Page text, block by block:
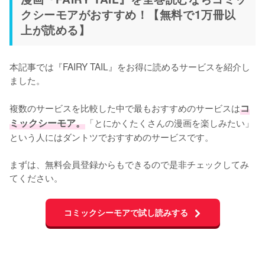
クシーモアがおすすめ！【無料で1万冊以
上が読める】
本記事では『FAIRY TAIL』をお得に読めるサービスを紹介し
ました。
複数のサービスを比較した中で最もおすすめのサービスはコ
ミックシーモア。 「とにかくたくさんの漫画を楽しみたい」
という人にはダントツでおすすめのサービスです。
まずは、無料会員登録からもできるので是非チェックしてみ
てください。
コミックシーモアで試し読みする